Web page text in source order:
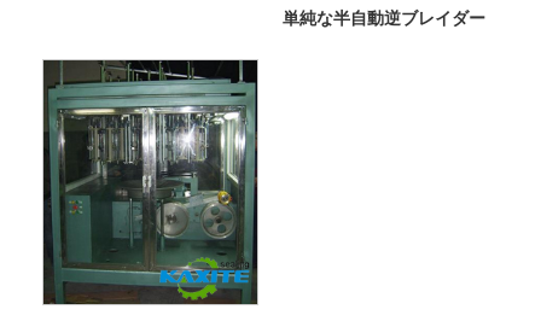
単純な半自動逆ブレイダー